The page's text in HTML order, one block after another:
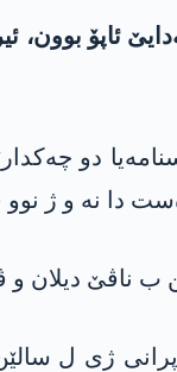
ئاپۆ بوون،
باسكێ له‌شكه‌ری یێ
دا نه‌ و ژ
دیلان و
پرانی ژی ل